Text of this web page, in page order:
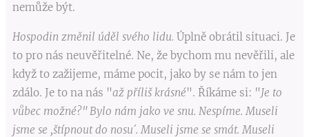
nemůže být.
Hospodin změnil úděl svého lidu. Úplně obrátil situaci. Je
to pro nás neuvěřitelné. Ne, že bychom mu nevěřili, ale
když to zažijeme, máme pocit, jako by se nám to jen
zdálo. Je to na nás "až příliš krásné". Říkáme si: "Je to
vůbec možné?" Bylo nám jako ve snu. Nespíme. Museli
jsme se ,štípnout do nosu´. Museli jsme se smát. Museli